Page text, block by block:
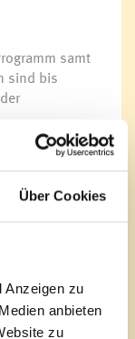
Über Cookies
Anzeigen zu
anbieten
zu
samt
sind bis
bitte